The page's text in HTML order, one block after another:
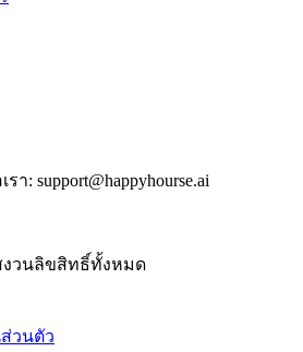
: support@happyhourse.ai
สงวนลิขสิทธิ์ทั้งหมด
วนตัว